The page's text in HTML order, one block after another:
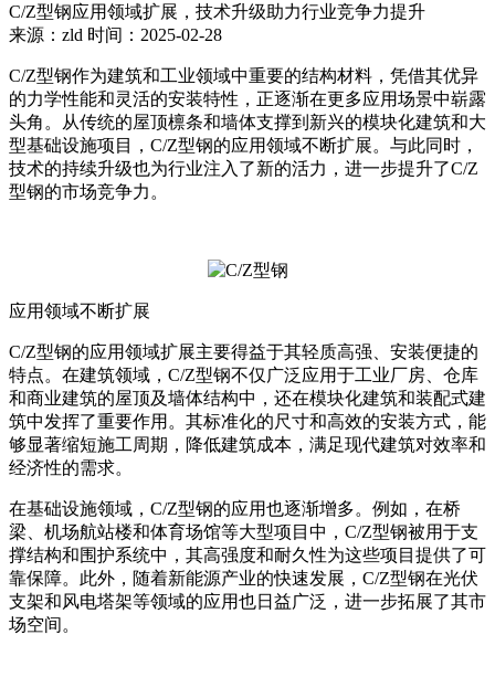
C/Z型钢应用领域扩展，技术升级助力行业竞争力提升
来源：zld 时间：2025-02-28
C/Z型钢作为建筑和工业领域中重要的结构材料，凭借其优异
的力学性能和灵活的安装特性，正逐渐在更多应用场景中崭露
头角。从传统的屋顶檩条和墙体支撑到新兴的模块化建筑和大
型基础设施项目，C/Z型钢的应用领域不断扩展。与此同时，
技术的持续升级也为行业注入了新的活力，进一步提升了C/Z
型钢的市场竞争力。
应用领域不断扩展
C/Z型钢的应用领域扩展主要得益于其轻质高强、安装便捷的
特点。在建筑领域，C/Z型钢不仅广泛应用于工业厂房、仓库
和商业建筑的屋顶及墙体结构中，还在模块化建筑和装配式建
筑中发挥了重要作用。其标准化的尺寸和高效的安装方式，能
够显著缩短施工周期，降低建筑成本，满足现代建筑对效率和
经济性的需求。
在基础设施领域，C/Z型钢的应用也逐渐增多。例如，在桥
梁、机场航站楼和体育场馆等大型项目中，C/Z型钢被用于支
撑结构和围护系统中，其高强度和耐久性为这些项目提供了可
靠保障。此外，随着新能源产业的快速发展，C/Z型钢在光伏
支架和风电塔架等领域的应用也日益广泛，进一步拓展了其市
场空间。